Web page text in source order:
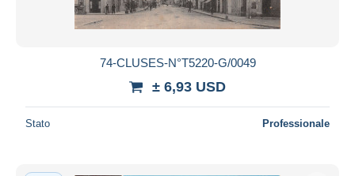
74-CLUSES-N°T5220-G/0049
± 6,93 USD
Stato Professionale